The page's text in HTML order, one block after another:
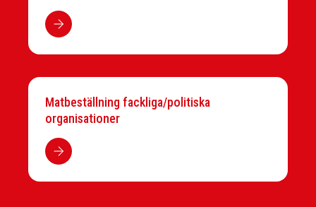
Matbeställning fackliga/politiska
organisationer